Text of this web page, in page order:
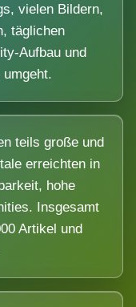
vielen Bildern,
täglichen
Aufbau und
umgeht.
teils große und
erreichten in
hohe
Insgesamt
Artikel und